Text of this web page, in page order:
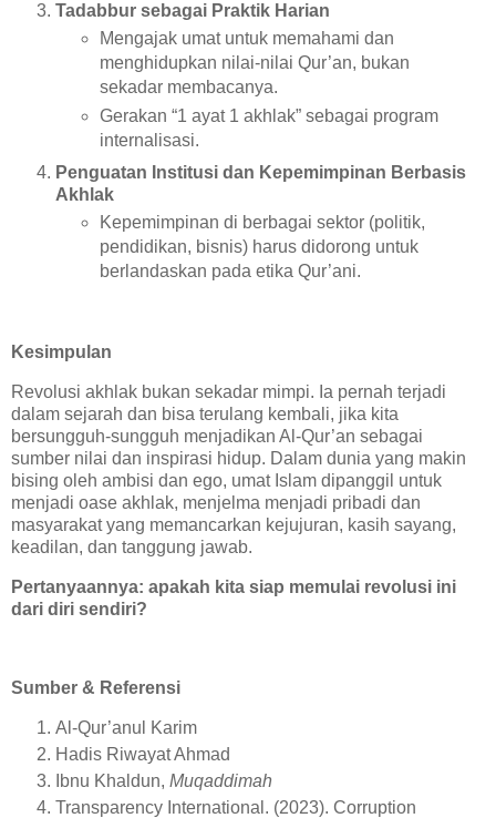
Tadabbur sebagai Praktik Harian
Mengajak umat untuk memahami dan
menghidupkan nilai-nilai Qur’an, bukan
sekadar membacanya.
Gerakan “1 ayat 1 akhlak” sebagai program
internalisasi.
Penguatan Institusi dan Kepemimpinan Berbasis
Akhlak
Kepemimpinan di berbagai sektor (politik,
pendidikan, bisnis) harus didorong untuk
berlandaskan pada etika Qur’ani.
Kesimpulan
Revolusi akhlak bukan sekadar mimpi. Ia pernah terjadi
dalam sejarah dan bisa terulang kembali, jika kita
bersungguh-sungguh menjadikan Al-Qur’an sebagai
sumber nilai dan inspirasi hidup. Dalam dunia yang makin
bising oleh ambisi dan ego, umat Islam dipanggil untuk
menjadi oase akhlak, menjelma menjadi pribadi dan
masyarakat yang memancarkan kejujuran, kasih sayang,
keadilan, dan tanggung jawab.
Pertanyaannya: apakah kita siap memulai revolusi ini
dari diri sendiri?
Sumber & Referensi
Al-Qur’anul Karim
Hadis Riwayat Ahmad
Ibnu Khaldun, Muqaddimah
Transparency International. (2023). Corruption